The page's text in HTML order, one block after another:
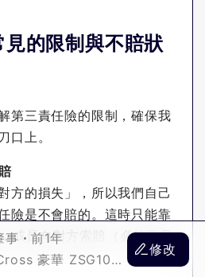
事
前1年
豪華 ZSG10L-
修改
的限制與不賠狀
第三責任險的限制，確保我
口上。
方的損失」，所以我們自己
險是不會賠的。這時只能靠
或是向對方索賠（必須要是